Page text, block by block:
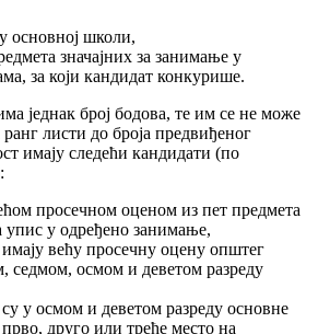
основној школи,
значајних за занимање у
за који кандидат конкурише.
једнак број бодова, те им се не може
листи до броја предвиђеног
имају следећи кандидати (по
просечном оценом из пет предмета
упис у одређено занимање,
већу просечну оцену општег
седмом, осмом и деветом разреду
у осмом и деветом разреду основне
друго или треће место на